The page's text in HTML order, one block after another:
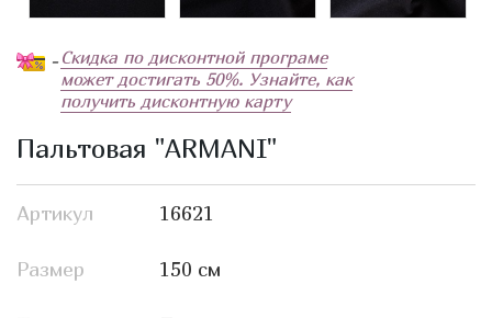
- Скидка по дисконтной програме
может достигать 50%. Узнайте, как
получить дисконтную карту
Пальтовая "ARMANI"
Артикул 16621
Размер 150 см